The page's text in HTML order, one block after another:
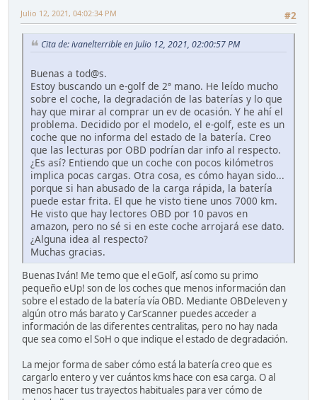
#2
Julio 12, 2021, 04:02:34 PM
Cita de: ivanelterrible en Julio 12, 2021, 02:00:57 PM
Buenas a tod@s.
Estoy buscando un e-golf de 2ª mano. He leído mucho
sobre el coche, la degradación de las baterías y lo que
hay que mirar al comprar un ev de ocasión. Y he ahí el
problema. Decidido por el modelo, el e-golf, este es un
coche que no informa del estado de la batería. Creo
que las lecturas por OBD podrían dar info al respecto.
¿Es así? Entiendo que un coche con pocos kilómetros
implica pocas cargas. Otra cosa, es cómo hayan sido...
porque si han abusado de la carga rápida, la batería
puede estar frita. El que he visto tiene unos 7000 km.
He visto que hay lectores OBD por 10 pavos en
amazon, pero no sé si en este coche arrojará ese dato.
¿Alguna idea al respecto?
Muchas gracias.
Buenas Iván! Me temo que el eGolf, así como su primo
pequeño eUp! son de los coches que menos información dan
sobre el estado de la batería vía OBD. Mediante OBDeleven y
algún otro más barato y CarScanner puedes acceder a
información de las diferentes centralitas, pero no hay nada
que sea como el SoH o que indique el estado de degradación.
La mejor forma de saber cómo está la batería creo que es
cargarlo entero y ver cuántos kms hace con esa carga. O al
menos hacer tus trayectos habituales para ver cómo de